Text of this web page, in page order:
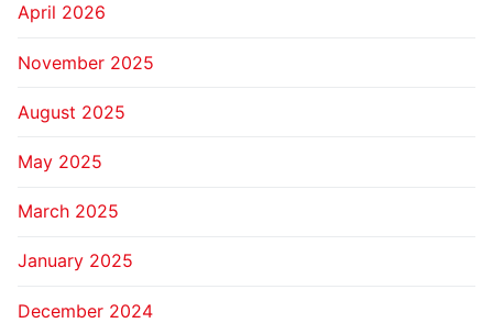
April 2026
November 2025
August 2025
May 2025
March 2025
January 2025
December 2024